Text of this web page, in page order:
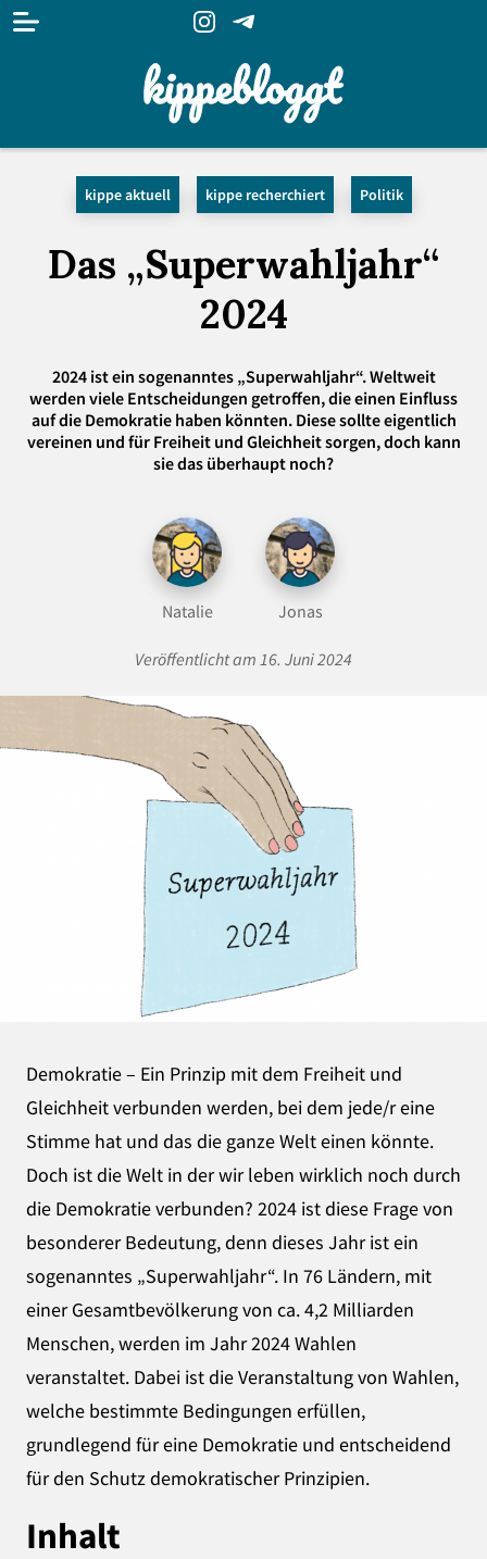
kippe aktuell kippe recherchiert Politik
Das „Superwahljahr“
2024
2024 ist ein sogenanntes „Superwahljahr“. Weltweit
werden viele Entscheidungen getroffen, die einen Einfluss
auf die Demokratie haben könnten. Diese sollte eigentlich
vereinen und für Freiheit und Gleichheit sorgen, doch kann
sie das überhaupt noch?
Natalie Jonas
Veröffentlicht am 16. Juni 2024
Demokratie – Ein Prinzip mit dem Freiheit und
Gleichheit verbunden werden, bei dem jede/r eine
Stimme hat und das die ganze Welt einen könnte.
Doch ist die Welt in der wir leben wirklich noch durch
die Demokratie verbunden? 2024 ist diese Frage von
besonderer Bedeutung, denn dieses Jahr ist ein
sogenanntes „Superwahljahr“. In 76 Ländern, mit
einer Gesamtbevölkerung von ca. 4,2 Milliarden
Menschen, werden im Jahr 2024 Wahlen
veranstaltet. Dabei ist die Veranstaltung von Wahlen,
welche bestimmte Bedingungen erfüllen,
grundlegend für eine Demokratie und entscheidend
für den Schutz demokratischer Prinzipien.
Inhalt